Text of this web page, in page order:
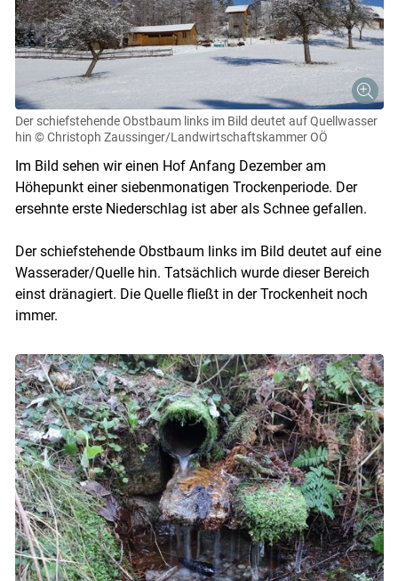
Der schiefstehende Obstbaum links im Bild deutet auf Quellwasser
hin © Christoph Zaussinger/Landwirtschaftskammer OÖ
Im Bild sehen wir einen Hof Anfang Dezember am
Höhepunkt einer siebenmonatigen Trockenperiode. Der
ersehnte erste Niederschlag ist aber als Schnee gefallen.
Der schiefstehende Obstbaum links im Bild deutet auf eine
Wasserader/Quelle hin. Tatsächlich wurde dieser Bereich
einst dränagiert. Die Quelle fließt in der Trockenheit noch
immer.